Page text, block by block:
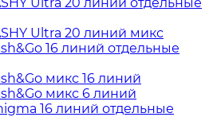
Ultra 20 линий микс
16 линий отдельные
микс 16 линий
микс 6 линий
16 линий отдельные